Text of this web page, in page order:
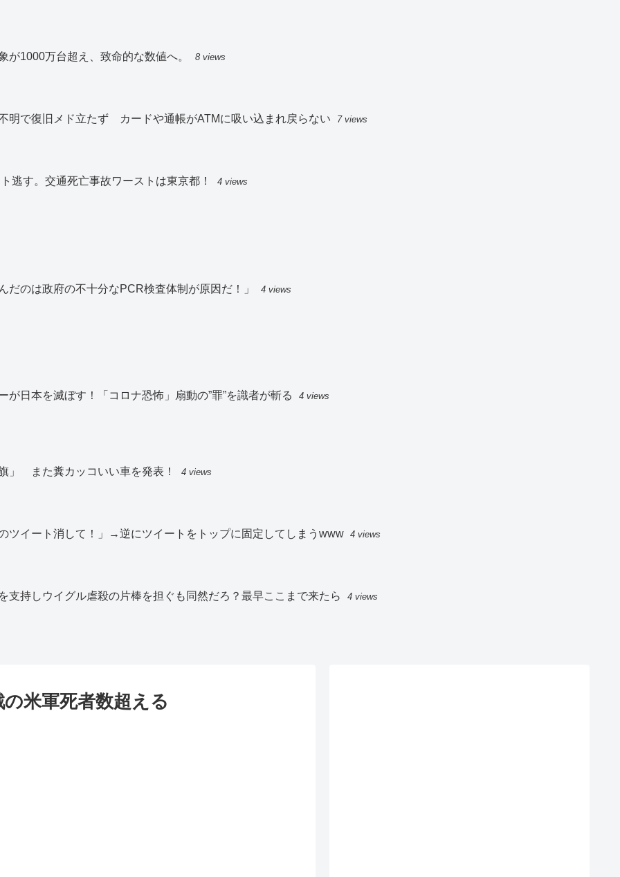
1000万台超え、致命的な数値へ。 8 views
明で復旧メド立たず カードや通帳がATMに吸い込まれ戻らない 7 views
逃す。交通死亡事故ワーストは東京都！ 4 views
だのは政府の不十分なPCR検査体制が原因だ！」 4 views
日本を滅ぼす！「コロナ恐怖」扇動の”罪”を識者が斬る 4 views
」 また糞カッコいい車を発表！ 4 views
ツイート消して！」→逆にツイートをトップに固定してしまうwww 4 views
支持しウイグル虐殺の片棒を担ぐも同然だろ？最早ここまで来たら 4 views
米軍死者数超える